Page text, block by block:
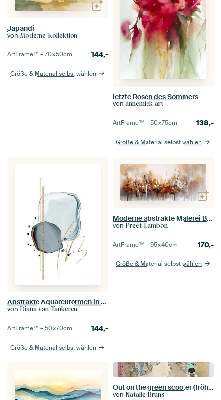
Japandi
von Moderne Kollektion
ArtFrame™ –70×50cm 144,-
Größe & Material selbst wählen
letzte Rosen des Sommers
von annemiek art
ArtFrame™ –50×75cm 138,-
Größe & Material selbst wählen
Abstrakte Aquarellformen in blauen und goldenen Farben
von Diana van Tankeren
ArtFrame™ –50×70cm 144,-
Größe & Material selbst wählen
Moderne abstrakte Malerei Bäume
von Preet Lambon
ArtFrame™ –95×40cm 170,-
Größe & Material selbst wählen
Out on the green scooter (fröhliche Aquarellmalerei enge Straße Dorf Urlaub Vespa Italien)
von Natalie Bruns